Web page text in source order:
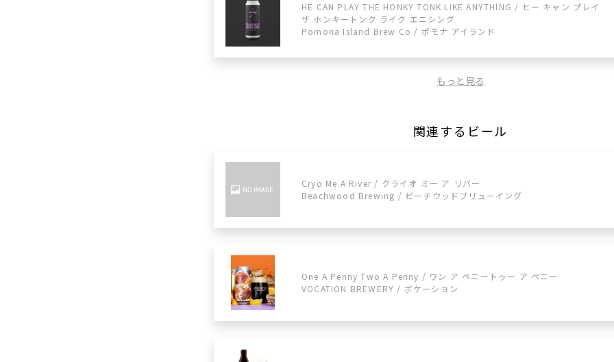
HE CAN PLAY THE HONKY TONK LIKE ANYTHING / ヒー キャン プレイ
ザ ホンキートンク ライク エニシング
Pomona Island Brew Co / ポモナ アイランド
もっと見る
関連するビール
Cryo Me A River / クライオ ミー ア リバー
Beachwood Brewing / ビーチウッドブリューイング
One A Penny Two A Penny / ワン ア ペニートゥー ア ペニー
VOCATION BREWERY / ボケーション